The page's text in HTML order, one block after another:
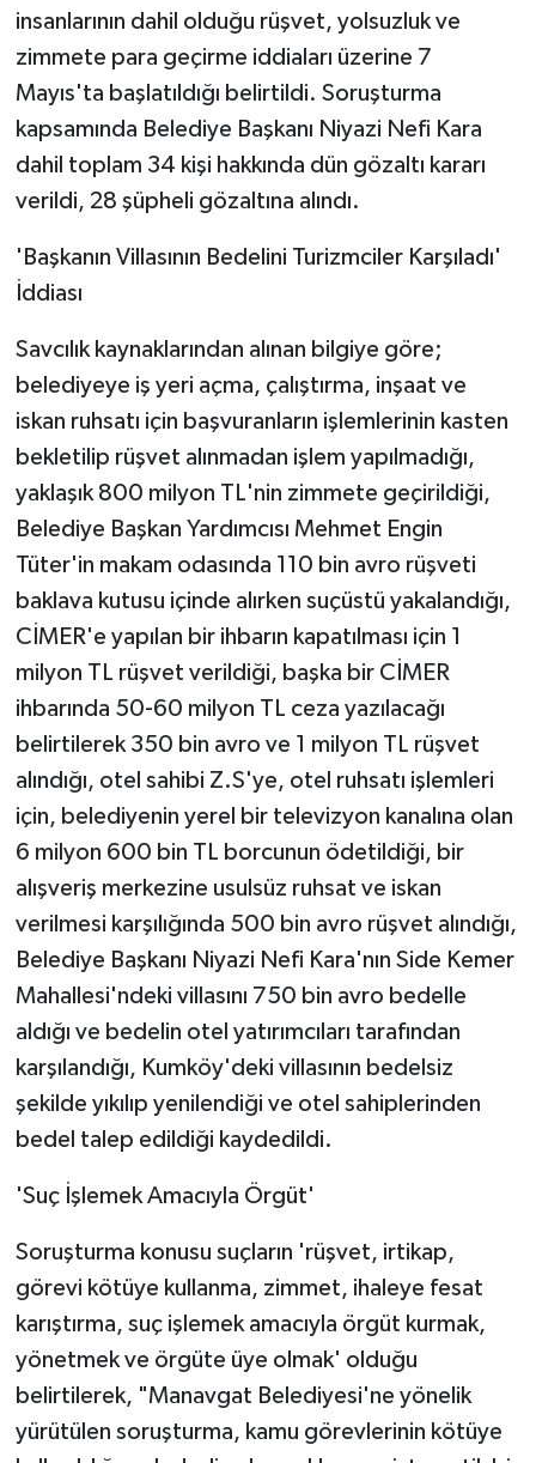
insanlarının dahil olduğu rüşvet, yolsuzluk ve
zimmete para geçirme iddiaları üzerine 7
Mayıs'ta başlatıldığı belirtildi. Soruşturma
kapsamında Belediye Başkanı Niyazi Nefi Kara
dahil toplam 34 kişi hakkında dün gözaltı kararı
verildi, 28 şüpheli gözaltına alındı.
'Başkanın Villasının Bedelini Turizmciler Karşıladı'
İddiası
Savcılık kaynaklarından alınan bilgiye göre;
belediyeye iş yeri açma, çalıştırma, inşaat ve
iskan ruhsatı için başvuranların işlemlerinin kasten
bekletilip rüşvet alınmadan işlem yapılmadığı,
yaklaşık 800 milyon TL'nin zimmete geçirildiği,
Belediye Başkan Yardımcısı Mehmet Engin
Tüter'in makam odasında 110 bin avro rüşveti
baklava kutusu içinde alırken suçüstü yakalandığı,
CİMER'e yapılan bir ihbarın kapatılması için 1
milyon TL rüşvet verildiği, başka bir CİMER
ihbarında 50-60 milyon TL ceza yazılacağı
belirtilerek 350 bin avro ve 1 milyon TL rüşvet
alındığı, otel sahibi Z.S'ye, otel ruhsatı işlemleri
için, belediyenin yerel bir televizyon kanalına olan
6 milyon 600 bin TL borcunun ödetildiği, bir
alışveriş merkezine usulsüz ruhsat ve iskan
verilmesi karşılığında 500 bin avro rüşvet alındığı,
Belediye Başkanı Niyazi Nefi Kara'nın Side Kemer
Mahallesi'ndeki villasını 750 bin avro bedelle
aldığı ve bedelin otel yatırımcıları tarafından
karşılandığı, Kumköy'deki villasının bedelsiz
şekilde yıkılıp yenilendiği ve otel sahiplerinden
bedel talep edildiği kaydedildi.
'Suç İşlemek Amacıyla Örgüt'
Soruşturma konusu suçların 'rüşvet, irtikap,
görevi kötüye kullanma, zimmet, ihaleye fesat
karıştırma, suç işlemek amacıyla örgüt kurmak,
yönetmek ve örgüte üye olmak' olduğu
belirtilerek, "Manavgat Belediyesi'ne yönelik
yürütülen soruşturma, kamu görevlerinin kötüye